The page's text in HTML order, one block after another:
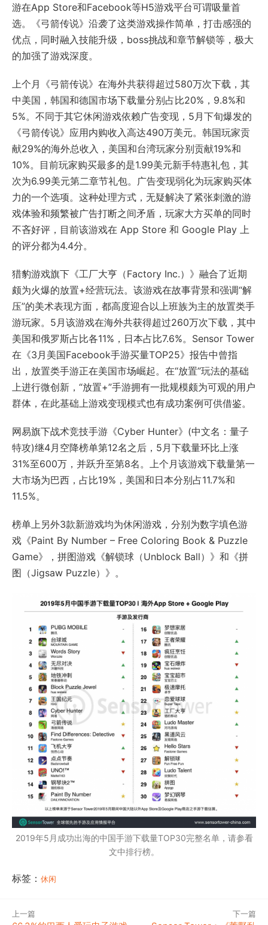
游在App Store和Facebook等H5游戏平台可谓吸量首
选。《弓箭传说》沿袭了这类游戏操作简单，打击感强的
优点，同时融入技能升级，boss挑战和章节解锁等，极大
的加强了游戏深度。
上个月《弓箭传说》在海外共获得超过580万次下载，其
中美国，韩国和德国市场下载量分别占比20%，9.8%和
5%。不同于其它休闲游戏依赖广告变现，5月下旬爆发的
《弓箭传说》应用内购收入高达490万美元。韩国玩家贡
献29%的海外总收入，美国和台湾玩家分别贡献19%和
10%。目前玩家购买最多的是1.99美元新手特惠礼包，其
次为6.99美元第二章节礼包。广告变现弱化为玩家购买体
力的一个选项。这种处理方式，无疑解决了紧张刺激的游
戏体验和频繁被广告打断之间矛盾，玩家大方买单的同时
不吝好评，目前该游戏在 App Store 和 Google Play 上
的评分都为4.4分。
猎豹游戏旗下《工厂大亨（Factory Inc.）》融合了近期
颇为火爆的放置+经营玩法。该游戏在故事背景和强调“解
压”的美术表现方面，都高度迎合以上班族为主的放置类手
游玩家。5月该游戏在海外共获得超过260万次下载，其中
美国和俄罗斯占比各11%，日本占比7.6%。Sensor Tower
在《3月美国Facebook手游买量TOP25》报告中曾指
出，放置类手游正在美国市场崛起。在“放置”玩法的基础
上进行微创新，“放置+”手游拥有一批规模颇为可观的用户
群体，在此基础上游戏变现模式也有成功案例可供借鉴。
网易旗下战术竞技手游《Cyber Hunter》(中文名：量子
特攻)继4月空降榜单第12名之后，5月下载量环比上涨
31%至600万，并跃升至第8名。上个月该游戏下载量第一
大市场为巴西，占比19%，美国和日本分别占11.7%和
11.5%。
榜单上另外3款新游戏均为休闲游戏，分别为数字填色游
戏《Paint By Number – Free Coloring Book & Puzzle
Game》，拼图游戏《解锁球（Unblock Ball）》和《拼
图（Jigsaw Puzzle）》。
2019年5月成功出海的中国手游下载量TOP30完整名单，请参看
文中排行榜。
标签： 休闲
上一篇 下一篇